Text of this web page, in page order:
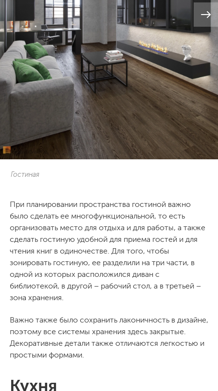
Гостиная
При планировании пространства гостиной важно
было сделать ее многофункциональной, то есть
организовать место для отдыха и для работы, а также
сделать гостиную удобной для приема гостей и для
чтения книг в одиночестве. Для того, чтобы
зонировать гостиную, ее разделили на три части, в
одной из которых расположился диван с
библиотекой, в другой – рабочий стол, а в третьей –
зона хранения.
Важно также было сохранить лаконичность в дизайне,
поэтому все системы хранения здесь закрытые.
Декоративные детали также отличаются легкостью и
простыми формами.
Кухня